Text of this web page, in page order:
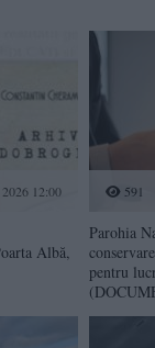
12:00
Albă,
591
Parohia
pentru